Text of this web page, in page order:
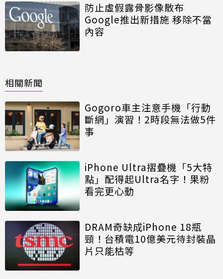
防止虛假露骨影像散布
Google推出新措施 移除不當
內容
相關新聞
Gogoro車主注意手機「行動
斷網」演習！2時段無法做5件
事
iPhone Ultra摺疊機「5大特
點」配得起Ultra名字！果粉
看完更心動
DRAM奇缺成iPhone 18瓶
頸！台積電10億美元待封裝晶
片只能枯等